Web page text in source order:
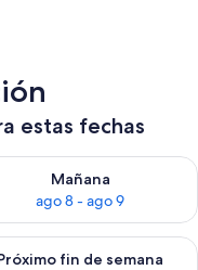
estas fechas
7 - ago 8
Mañana
ago 8 - ago 9
la disponibilidad
de semana ago 7 -
fin de semana
la disponibilidad